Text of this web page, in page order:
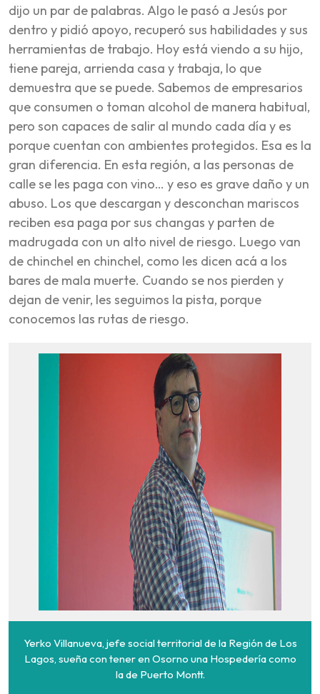
dijo un par de palabras. Algo le pasó a Jesús por
dentro y pidió apoyo, recuperó sus habilidades y sus
herramientas de trabajo. Hoy está viendo a su hijo,
tiene pareja, arrienda casa y trabaja, lo que
demuestra que se puede. Sabemos de empresarios
que consumen o toman alcohol de manera habitual,
pero son capaces de salir al mundo cada día y es
porque cuentan con ambientes protegidos. Esa es la
gran diferencia. En esta región, a las personas de
calle se les paga con vino… y eso es grave daño y un
abuso. Los que descargan y desconchan mariscos
reciben esa paga por sus changas y parten de
madrugada con un alto nivel de riesgo. Luego van
de chinchel en chinchel, como les dicen acá a los
bares de mala muerte. Cuando se nos pierden y
dejan de venir, les seguimos la pista, porque
conocemos las rutas de riesgo.
Yerko Villanueva, jefe social territorial de la Región de Los
Lagos, sueña con tener en Osorno una Hospedería como
la de Puerto Montt.